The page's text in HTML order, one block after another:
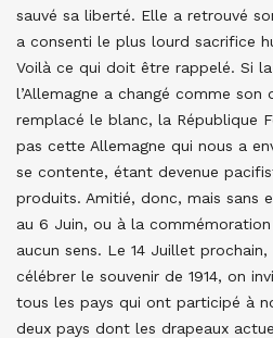
sauvé sa liberté. Elle a retrouvé
a consenti le plus lourd sacrifice
Voilà ce qui doit être rappelé. Si
l’Allemagne a changé comme son
remplacé le blanc, la République
pas cette Allemagne qui nous a
se contente, étant devenue
produits. Amitié, donc, mais sans
au 6 Juin, ou à la commémoration
aucun sens. Le 14 Juillet
célébrer le souvenir de 1914, on
tous les pays qui ont participé à
deux pays dont les drapeaux